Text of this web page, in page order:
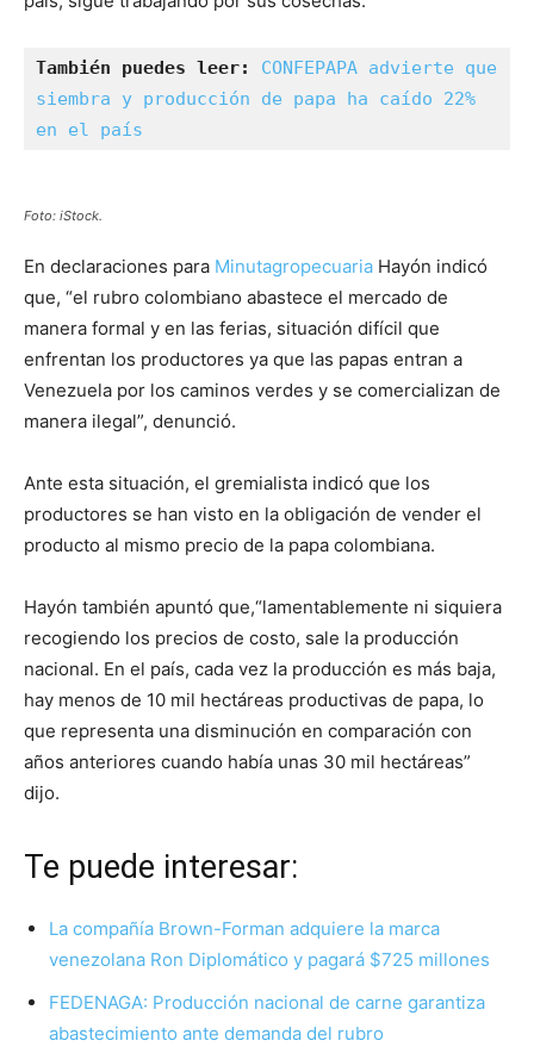
También puedes leer:
CONFEPAPA advierte que
siembra y producción de papa ha caído 22%
en el país
Foto: iStock.
En declaraciones para Minutagropecuaria Hayón indicó
que, “el rubro colombiano abastece el mercado de
manera formal y en las ferias, situación difícil que
enfrentan los productores ya que las papas entran a
Venezuela por los caminos verdes y se comercializan de
manera ilegal”, denunció.
Ante esta situación, el gremialista indicó que los
productores se han visto en la obligación de vender el
producto al mismo precio de la papa colombiana.
Hayón también apuntó que,“lamentablemente ni siquiera
recogiendo los precios de costo, sale la producción
nacional. En el país, cada vez la producción es más baja,
hay menos de 10 mil hectáreas productivas de papa, lo
que representa una disminución en comparación con
años anteriores cuando había unas 30 mil hectáreas”
dijo.
Te puede interesar:
La compañía Brown-Forman adquiere la marca
venezolana Ron Diplomático y pagará $725 millones
FEDENAGA: Producción nacional de carne garantiza
abastecimiento ante demanda del rubro